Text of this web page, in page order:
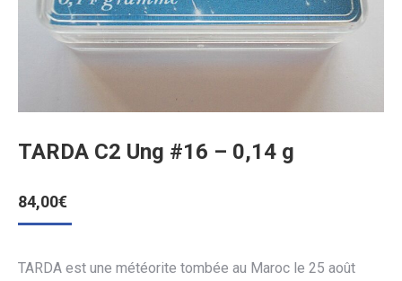
TARDA C2 Ung #16 – 0,14 g
84,00€
TARDA est une météorite tombée au Maroc le 25 août